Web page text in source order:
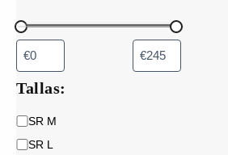
Tallas:
T
l
SR M
SR L